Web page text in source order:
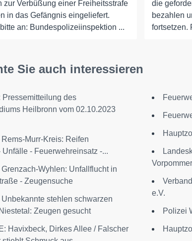
zur Verbüßung einer Freiheitsstrafe
in das Gefängnis eingeliefert.
an: Bundespolizeiinspektion ...
die
bezahlen
fortsetzen.
Sie auch interessieren
Pressemitteilung des
Heilbronn vom 02.10.2023
Rems-Murr-Kreis: Reifen
Unfälle - Feuerwehreinsatz -...
Grenzach-Wyhlen: Unfallflucht in
- Zeugensuche
Unbekannte stehlen schwarzen
Zeugen gesucht
Havixbeck, Dirkes Allee / Falscher
e.V.
Polizei